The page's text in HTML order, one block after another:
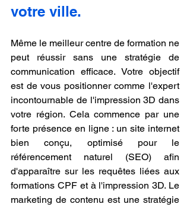
votre ville.
Même le meilleur centre de formation ne
peut réussir sans une stratégie de
communication efficace. Votre objectif
est de vous positionner comme l'expert
incontournable de l'impression 3D dans
votre région. Cela commence par une
forte présence en ligne : un site internet
bien conçu, optimisé pour le
référencement naturel (SEO) afin
d'apparaître sur les requêtes liées aux
formations CPF et à l'impression 3D. Le
marketing de contenu est une stratégie